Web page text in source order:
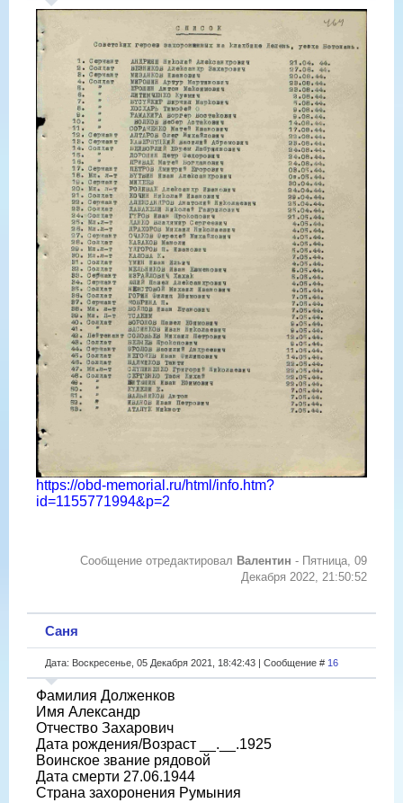
https://obd-memorial.ru/html/info.htm?
id=1155771994&p=2
Сообщение отредактировал Валентин - Пятница, 09
Декабря 2022, 21:50:52
Саня
Дата: Воскресенье, 05 Декабря 2021, 18:42:43 | Сообщение # 16
Фамилия Долженков
Имя Александр
Отчество Захарович
Дата рождения/Возраст __.__.1925
Воинское звание рядовой
Дата смерти 27.06.1944
Страна захоронения Румыния